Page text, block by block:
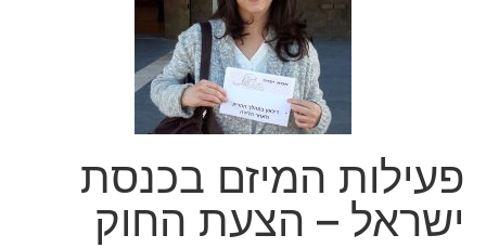
פעילות המיזם בכנסת
ישראל – הצעת החוק